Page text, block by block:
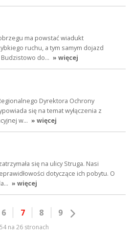
ma powstać wiadukt
ruchu, a tym samym dojazd
do… » więcej
Dyrektora Ochrony
się na temat wyłączenia z
w… » więcej
się na ulicy Struga. Nasi
dotyczące ich pobytu. O
» więcej
6 7 8 9
na 26 stronach